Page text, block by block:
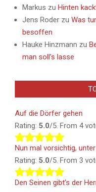
Markus zu Hinten
Jens Roder zu Was
besoffen
Hauke Hinzmann zu
man soll’s lasse
Auf die Dörfer gehen
Rating: 5.0/5. From 4
Nun mal vorsichtig,
Rating: 5.0/5. From 3
Den Seinen gibt’s der